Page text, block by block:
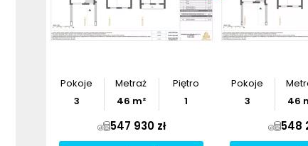
Pokoje
3
Metraż
46 m²
Piętro
1
547 930 zł
Pokoje
3
46
548